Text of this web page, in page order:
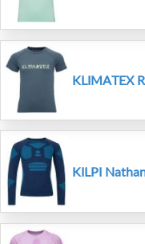
KLIMATEX
KILPI